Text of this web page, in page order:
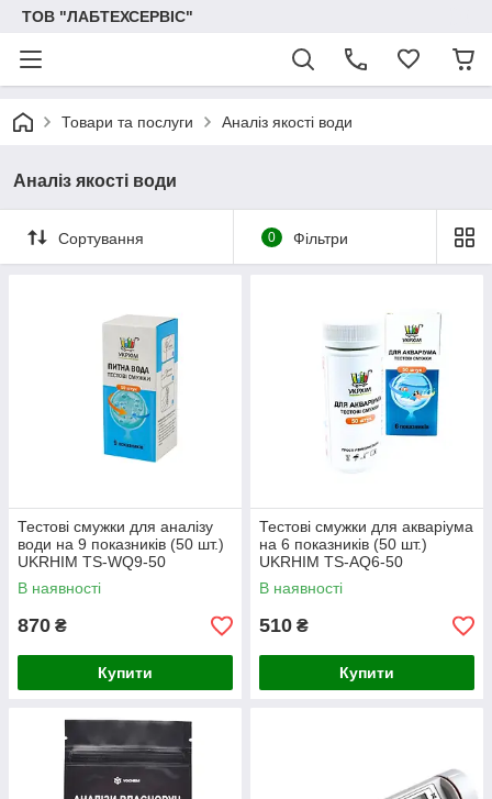
ТОВ "ЛАБТЕХСЕРВІС"
Товари та послуги Аналіз якості води
Аналіз якості води
Сортування 0 Фільтри
Тестові смужки для аналізу
води на 9 показників (50 шт.)
UKRHIM TS-WQ9-50
В наявності
870 ₴
Купити
Тестові смужки для акваріума
на 6 показників (50 шт.)
UKRHIM TS-AQ6-50
В наявності
510 ₴
Купити